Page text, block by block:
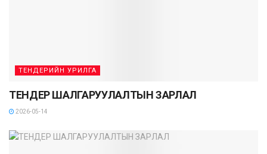
ТЕНДЕРИЙН УРИЛГА
ТЕНДЕР ШАЛГАРУУЛАЛТЫН ЗАРЛАЛ
2026-05-14